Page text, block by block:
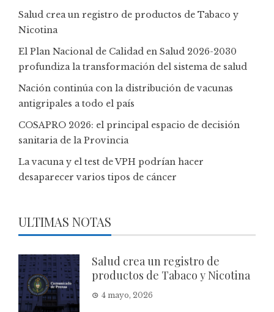
Salud crea un registro de productos de Tabaco y
Nicotina
El Plan Nacional de Calidad en Salud 2026-2030
profundiza la transformación del sistema de salud
Nación continúa con la distribución de vacunas
antigripales a todo el país
COSAPRO 2026: el principal espacio de decisión
sanitaria de la Provincia
La vacuna y el test de VPH podrían hacer
desaparecer varios tipos de cáncer
ULTIMAS NOTAS
Salud crea un registro de
productos de Tabaco y Nicotina
4 mayo, 2026